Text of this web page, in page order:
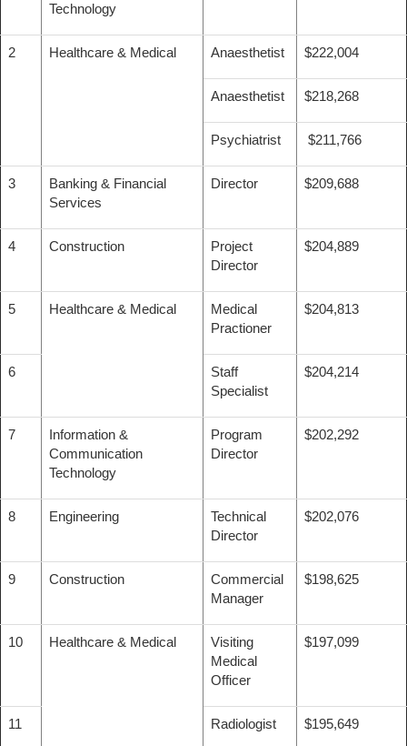
Technology
2 Healthcare & Medical Anaesthetist $222,004
Anaesthetist $218,268
Psychiatrist $211,766
3
Banking & Financial
Services
Director $209,688
4 Construction
Project
Director
$204,889
5 Healthcare & Medical
Medical
Practioner
$204,813
6
Staff
Specialist
$204,214
7
Information &
Communication
Technology
Program
Director
$202,292
8 Engineering
Technical
Director
$202,076
9 Construction
Commercial
Manager
$198,625
10 Healthcare & Medical
Visiting
Medical
Officer
$197,099
11 Radiologist $195,649